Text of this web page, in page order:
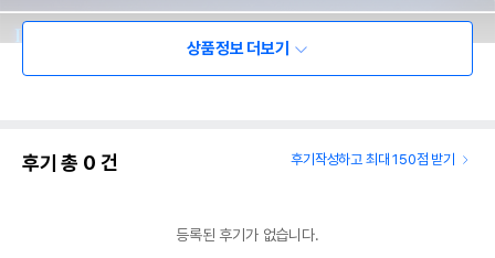
상품정보 더보기
후기 총 0 건 후기작성하고 최대 150점 받기
등록된 후기가 없습니다.